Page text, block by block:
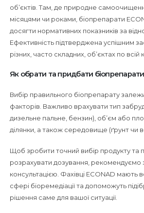
об’єктів. Там, де природне
місяцями чи роками, біопрепарати
досягти нормативних показників за
Ефективність підтверджена успішним
різних, часто складних, об’єктах по всій
Як обрати та придбати
Вибір правильного біопрепарату
факторів. Важливо врахувати тип
дизельне пальне, бензин), об’єм або
ділянки, а також середовище (ґрунт чи
Щоб зробити точний вибір продукту та
розрахувати дозування, рекомендуємо
консультацією. Фахівці ECONAD мають
сфері біоремедіації та допоможуть
рішення саме для вашої ситуації.